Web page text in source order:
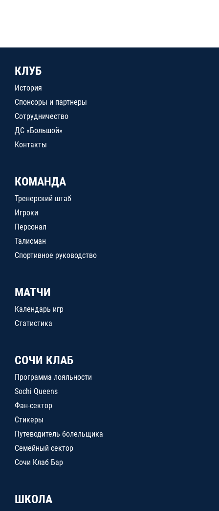
КЛУБ
История
Спонсоры и партнеры
Сотрудничество
ДС «Большой»
Контакты
КОМАНДА
Тренерский штаб
Игроки
Персонал
Талисман
Спортивное руководство
МАТЧИ
Календарь игр
Статистика
СОЧИ КЛАБ
Программа лояльности
Sochi Queens
Фан-сектор
Стикеры
Путеводитель болельщика
Семейный сектор
Сочи Клаб Бар
ШКОЛА